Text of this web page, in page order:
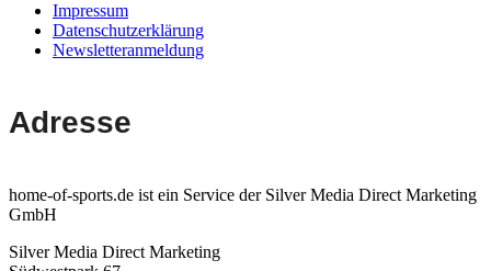
Impressum
Datenschutzerklärung
Newsletteranmeldung
Adresse
home-of-sports.de ist ein Service der Silver Media Direct Marketing
GmbH
Silver Media Direct Marketing